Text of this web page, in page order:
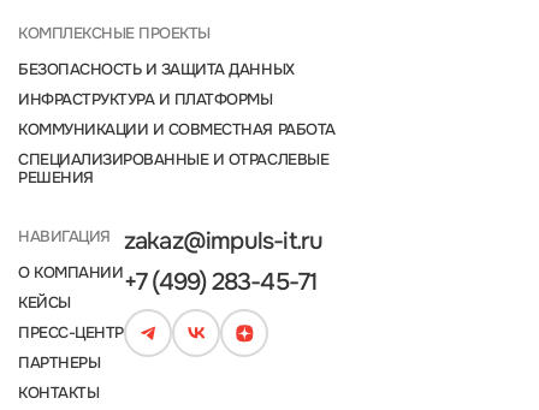
НАВИГАЦИЯ
О КОМПАНИИ
КЕЙСЫ
ПРЕСС-ЦЕНТР
ПАРТНЕРЫ
КОНТАКТЫ
zakaz@impuls-it.ru
+7 (499) 283-45-71
КОМПЛЕКСНЫЕ ПРОЕКТЫ
БЕЗОПАСНОСТЬ И ЗАЩИТА ДАННЫХ
ИНФРАСТРУКТУРА И ПЛАТФОРМЫ
КОММУНИКАЦИИ И СОВМЕСТНАЯ РАБОТА
СПЕЦИАЛИЗИРОВАННЫЕ И ОТРАСЛЕВЫЕ
РЕШЕНИЯ